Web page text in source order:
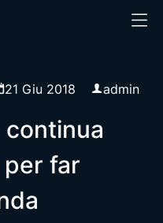
21 Giu 2018 admin
continua
far